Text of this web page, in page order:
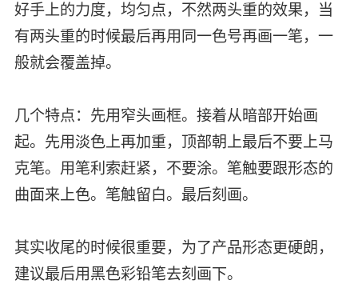
好手上的力度，均匀点，不然两头重的效果，当
有两头重的时候最后再用同一色号再画一笔，一
般就会覆盖掉。
几个特点：先用窄头画框。接着从暗部开始画
起。先用淡色上再加重，顶部朝上最后不要上马
克笔。用笔利索赶紧，不要涂。笔触要跟形态的
曲面来上色。笔触留白。最后刻画。
其实收尾的时候很重要，为了产品形态更硬朗，
建议最后用黑色彩铅笔去刻画下。